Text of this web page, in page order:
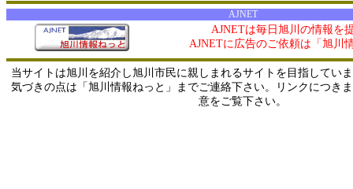
AJNET
AJNETは毎日旭川の情報を
AJNETに広告のご依頼は「旭川
当サイトは旭川を紹介し旭川市民に親しまれるサイトを目指してい
気づきの点は「旭川情報ねっと」までご連絡下さい。リンクにつき
意をご覧下さい。